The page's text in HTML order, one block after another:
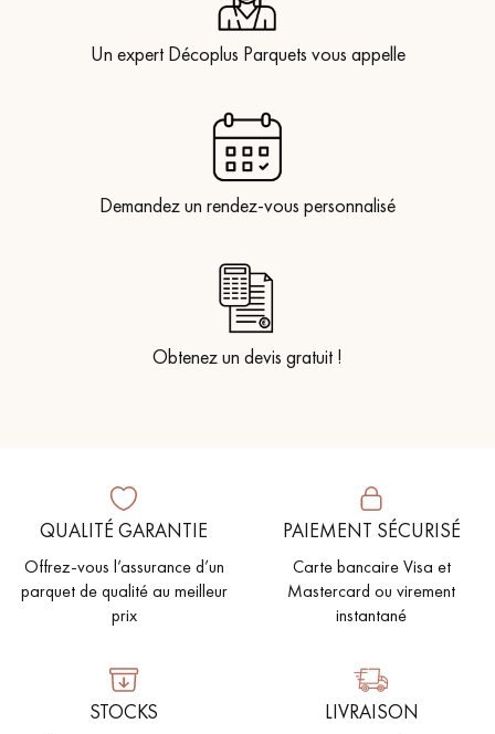
Un expert Décoplus Parquets vous appelle
Demandez un rendez-vous personnalisé
Obtenez un devis gratuit !
QUALITÉ GARANTIE
Offrez-vous l’assurance d’un
parquet de qualité au meilleur
prix
PAIEMENT SÉCURISÉ
Carte bancaire Visa et
Mastercard ou virement
instantané
STOCKS LIVRAISON